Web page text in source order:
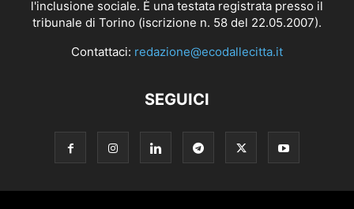
l'inclusione sociale. È una testata registrata presso il
tribunale di Torino (iscrizione n. 58 del 22.05.2007).
Contattaci: redazione@ecodallecitta.it
SEGUICI